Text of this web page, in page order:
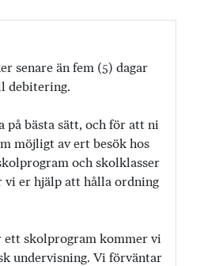
senare än fem (5) dagar
debitering.
på bästa sätt, och för att ni
möjligt av ert besök hos
och skolklasser
vi er hjälp att hålla ordning
ett skolprogram kommer vi
undervisning. Vi förväntar